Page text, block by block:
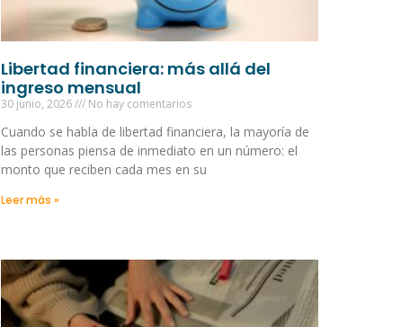
Libertad financiera: más allá del
ingreso mensual
30 junio, 2026 No hay comentarios
Cuando se habla de libertad financiera, la mayoría de
las personas piensa de inmediato en un número: el
monto que reciben cada mes en su
Leer más »